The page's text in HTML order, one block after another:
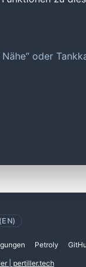
oder
Petroly
| pertiller.tech